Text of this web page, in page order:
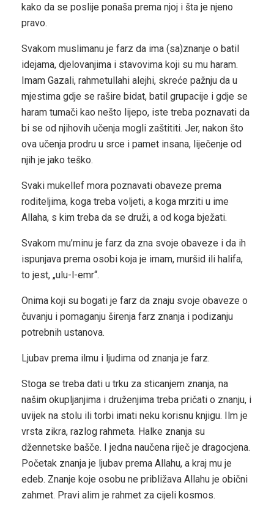
kako da se poslije ponaša prema njoj i šta je njeno
pravo.
Svakom muslimanu je farz da ima (sa)znanje o batil
idejama, djelovanjima i stavovima koji su mu haram.
Imam Gazali, rahmetullahi alejhi, skreće pažnju da u
mjestima gdje se rašire bidat, batil grupacije i gdje se
haram tumači kao nešto lijepo, iste treba poznavati da
bi se od njihovih učenja mogli zaštititi. Jer, nakon što
ova učenja prodru u srce i pamet insana, liječenje od
njih je jako teško.
Svaki mukellef mora poznavati obaveze prema
roditeljima, koga treba voljeti, a koga mrziti u ime
Allaha, s kim treba da se druži, a od koga bježati.
Svakom mu’minu je farz da zna svoje obaveze i da ih
ispunjava prema osobi koja je imam, muršid ili halifa,
to jest, „ulu-l-emr“.
Onima koji su bogati je farz da znaju svoje obaveze o
čuvanju i pomaganju širenja farz znanja i podizanju
potrebnih ustanova.
Ljubav prema ilmu i ljudima od znanja je farz.
Stoga se treba dati u trku za sticanjem znanja, na
našim okupljanjima i druženjima treba pričati o znanju, i
uvijek na stolu ili torbi imati neku korisnu knjigu. Ilm je
vrsta zikra, razlog rahmeta. Halke znanja su
džennetske bašče. I jedna naučena riječ je dragocjena.
Početak znanja je ljubav prema Allahu, a kraj mu je
edeb. Znanje koje osobu ne približava Allahu je obični
zahmet. Pravi alim je rahmet za cijeli kosmos.